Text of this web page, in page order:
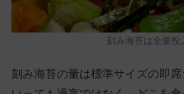
刻み海苔は全量投
刻み海苔の量は標準サイズの即